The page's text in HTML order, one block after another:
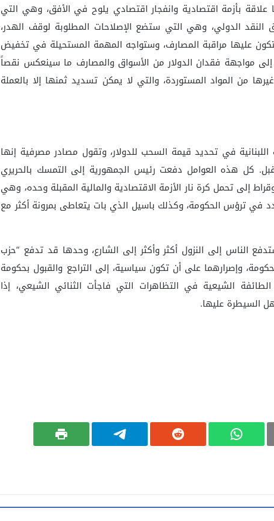
علاقة بأزمة اقتصادية وانفجار اقتصادي يلوح في الأفق، وهي التي
الدولي، وهي التي ستضع الإصلاحات المطلوبة لوقف الهدر،
عليها مراقبة المصارف، وستواجه المهمة المستحيلة في تخفيض
مواجهة فقدان الدولار من الأسواق والمصارف ما سينعكس نقصاً
من المواد المستوردة، والتي لا يمكن تسديد ثمنها إلا بالعملة
اللبنانية في تحديد قيمة السحب للدولار، وتقول مصادر مصرفية إنها
كل هذه العوامل دفعت رئيس الجمهورية إلى التمسك بالحريري
إلى تحمل كرة نار الأزمة الاقتصادية والمالية المقبلة وحده، وهي
في ترؤس الحكومة، وكذلك باسيل الذي بات يتعاطى بمرونة أكثر مع
الناس إلى النزول أكثر وأكثر إلى الشارع، وحدها قد تدفع “حزب
وإصرارهما على أن تكون سياسية، إلى التراجع والقبول بحكومة
الشيعية في التظاهرات التي فاجأت الثنائي الشيعي، إذا
السيطرة عليها.